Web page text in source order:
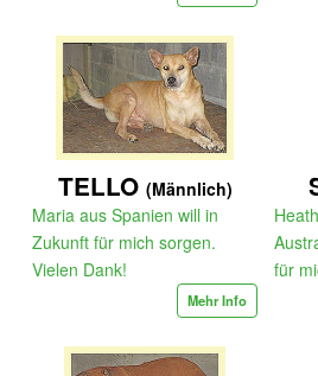
TELLO (Männlich)
Maria aus Spanien will in
Zukunft für mich sorgen.
Vielen Dank!
Mehr Info
für